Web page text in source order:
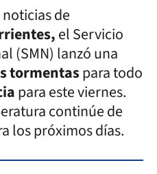
de
el Servicio
(SMN) lanzó una
tormentaspara todo
para este viernes.
continúe de
los próximos días.